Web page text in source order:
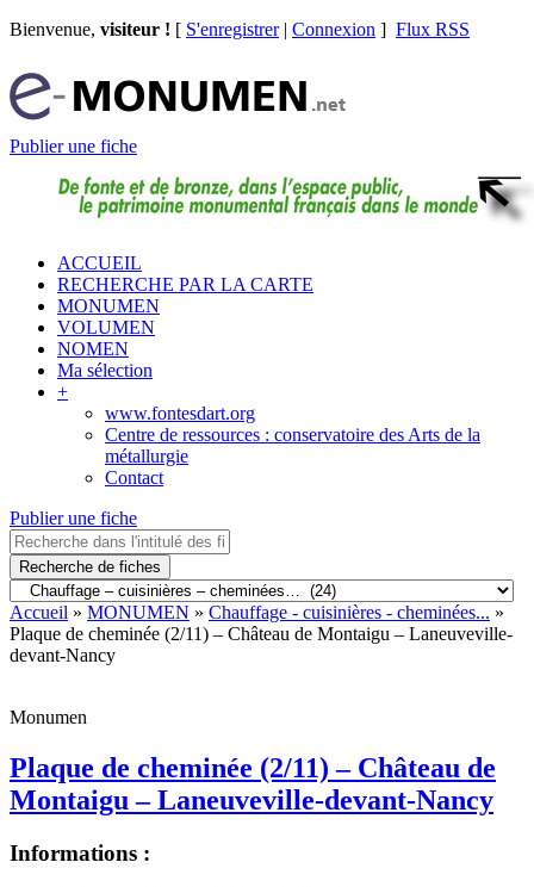
Bienvenue, visiteur ! [ S'enregistrer| Connexion ] Flux RSS
Publier une fiche
ACCUEIL
RECHERCHE PAR LA CARTE
MONUMEN
VOLUMEN
NOMEN
Ma sélection
+
www.fontesdart.org
Centre de ressources : conservatoire des Arts de la
métallurgie
Contact
Publier une fiche
Recherche de fiches
Accueil » MONUMEN » Chauffage - cuisinières - cheminées... »
Plaque de cheminée (2/11) – Château de Montaigu – Laneuveville-
devant-Nancy
Monumen
Plaque de cheminée (2/11) – Château de
Montaigu – Laneuveville-devant-Nancy
Informations :